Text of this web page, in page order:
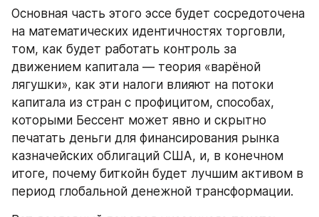
Основная часть этого эссе будет сосредоточена
на математических идентичностях торговли,
том, как будет работать контроль за
движением капитала — теория «варёной
лягушки», как эти налоги влияют на потоки
капитала из стран с профицитом, способах,
которыми Бессент может явно и скрытно
печатать деньги для финансирования рынка
казначейских облигаций США, и, в конечном
итоге, почему биткойн будет лучшим активом в
период глобальной денежной трансформации.